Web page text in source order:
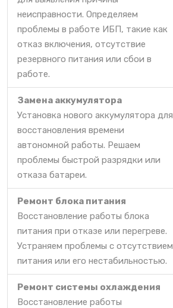
неисправности. Определяем
проблемы в работе ИБП, такие как
отказ включения, отсутствие
резервного питания или сбои в
работе.
Замена аккумулятора
Установка нового аккумулятора для
восстановления времени
автономной работы. Решаем
проблемы быстрой разрядки или
отказа батареи.
Ремонт блока питания
Восстановление работы блока
питания при отказе или перегреве.
Устраняем проблемы с отсутствием
питания или его нестабильностью.
Ремонт системы охлаждения
Восстановление работы